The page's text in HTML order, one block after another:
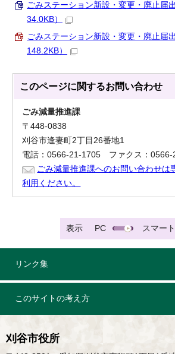
ごみステーション新設・変更・廃止届
34.0KB）
ごみステーション新設・変更・廃止届
148.2KB）
このページに関するお問い合わせ
ごみ減量推進課
〒448-0838
刈谷市逢妻町2丁目26番地1
電話：0566-21-1705 ファクス：0566-
ごみ減量推進課へのお問い合わせは
利用ください。
表示 PC スマー
リンク集
このサイトの考え方
刈谷市役所